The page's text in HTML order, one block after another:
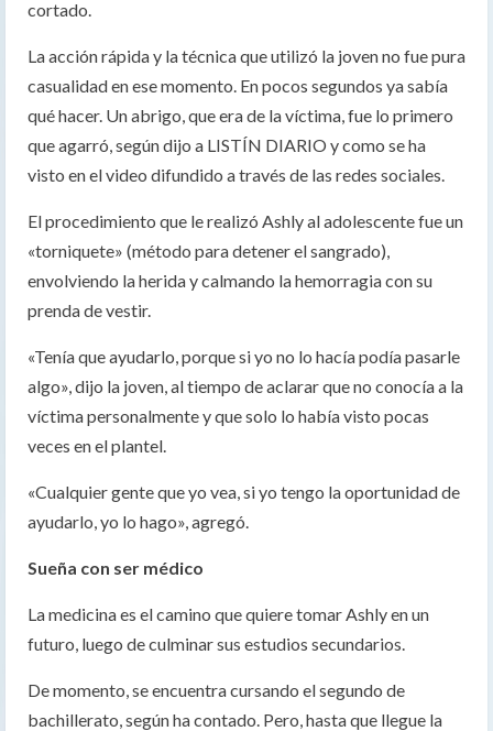
cortado.
La acción rápida y la técnica que utilizó la joven no fue pura
casualidad en ese momento. En pocos segundos ya sabía
qué hacer. Un abrigo, que era de la víctima, fue lo primero
que agarró, según dijo a LISTÍN DIARIO y como se ha
visto en el video difundido a través de las redes sociales.
El procedimiento que le realizó Ashly al adolescente fue un
«torniquete» (método para detener el sangrado),
envolviendo la herida y calmando la hemorragia con su
prenda de vestir.
«Tenía que ayudarlo, porque si yo no lo hacía podía pasarle
algo», dijo la joven, al tiempo de aclarar que no conocía a la
víctima personalmente y que solo lo había visto pocas
veces en el plantel.
«Cualquier gente que yo vea, si yo tengo la oportunidad de
ayudarlo, yo lo hago», agregó.
Sueña con ser médico
La medicina es el camino que quiere tomar Ashly en un
futuro, luego de culminar sus estudios secundarios.
De momento, se encuentra cursando el segundo de
bachillerato, según ha contado. Pero, hasta que llegue la